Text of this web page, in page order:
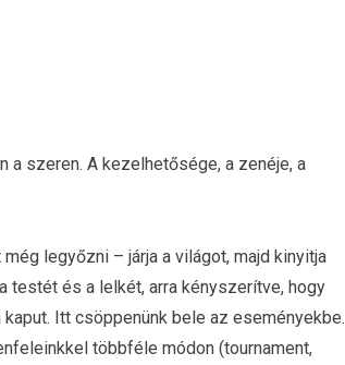
a szeren. A kezelhetősége, a zenéje, a
legyőzni – járja a világot, majd kinyitja
testét és a lelkét, arra kényszerítve, hogy
Itt csöppenünk bele az eseményekbe.
többféle módon (tournament,